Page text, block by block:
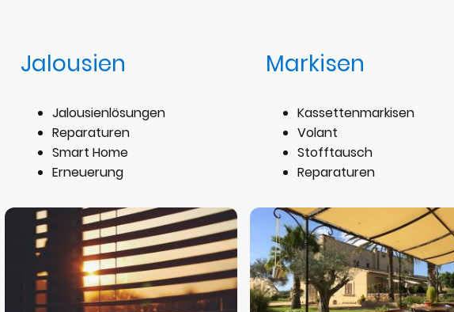
Jalousien
Jalousienlösungen
Reparaturen
Smart Home
Erneuerung
Markisen
Kassettenmarkisen
Volant
Stofftausch
Reparaturen